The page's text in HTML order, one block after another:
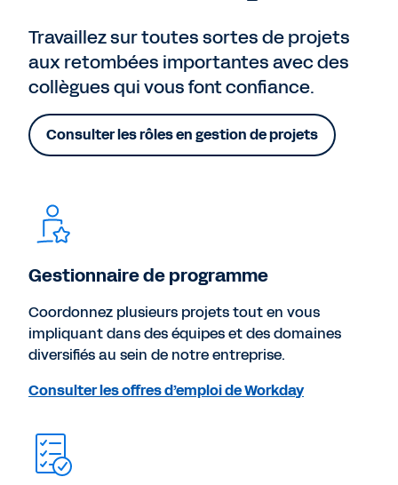
Travaillez sur toutes sortes de projets
aux retombées importantes avec des
collègues qui vous font confiance.
Consulter les rôles en gestion de projets
Gestionnaire de programme
Coordonnez plusieurs projets tout en vous
impliquant dans des équipes et des domaines
diversifiés au sein de notre entreprise.
Consulter les offres d’emploi de Workday